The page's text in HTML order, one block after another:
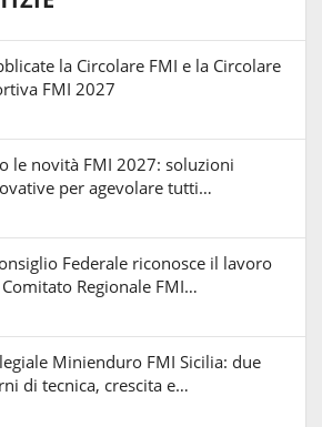
la Circolare FMI e la Circolare
FMI 2027
le novità FMI 2027: soluzioni
per agevolare tutti…
Federale riconosce il lavoro
Regionale FMI…
Minienduro FMI Sicilia: due
di tecnica, crescita e…